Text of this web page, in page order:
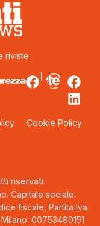
riviste
Cookie Policy
riservati.
Capitale sociale:
fiscale, Partita Iva
00753480151